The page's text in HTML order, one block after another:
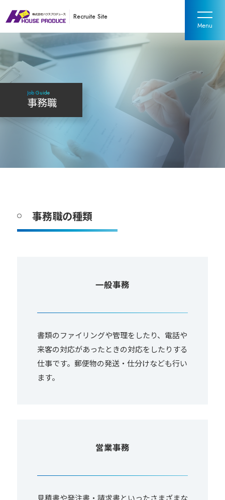
Recruite Site
事務職
事務職の種類
一般事務
書類のファイリングや管理をしたり、電話や
来客の対応があったときの対応をしたりする
仕事です。郵便物の発送・仕分けなども行い
ます。
営業事務
見積書や発注書・請求書といったさまざまな